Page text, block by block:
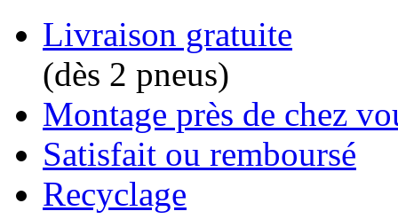
Livraison gratuite
(dès 2 pneus)
Montage près de chez
Satisfait ou remboursé
Recyclage